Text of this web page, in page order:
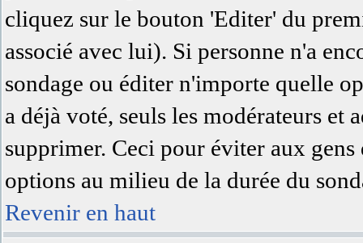
cliquez sur le bouton 'Editer' du
associé avec lui). Si personne n'a
sondage ou éditer n'importe quelle
a déjà voté, seuls les modérateurs
supprimer. Ceci pour éviter aux
options au milieu de la durée du
Revenir en haut